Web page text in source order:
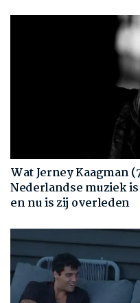
Wat Jerney Kaagman
Nederlandse muziek
en nu is zij overleden